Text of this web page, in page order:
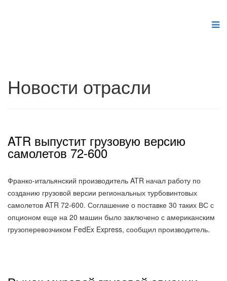
Новости отрасли
ATR выпустит грузовую версию
самолетов 72-600
Франко-итальянский производитель ATR начал работу по
созданию грузовой версии региональных турбовинтовых
самолетов ATR 72-600. Соглашение о поставке 30 таких ВС с
опционом еще на 20 машин было заключено с американским
грузоперевозчиком FedEx Express, сообщил производитель.